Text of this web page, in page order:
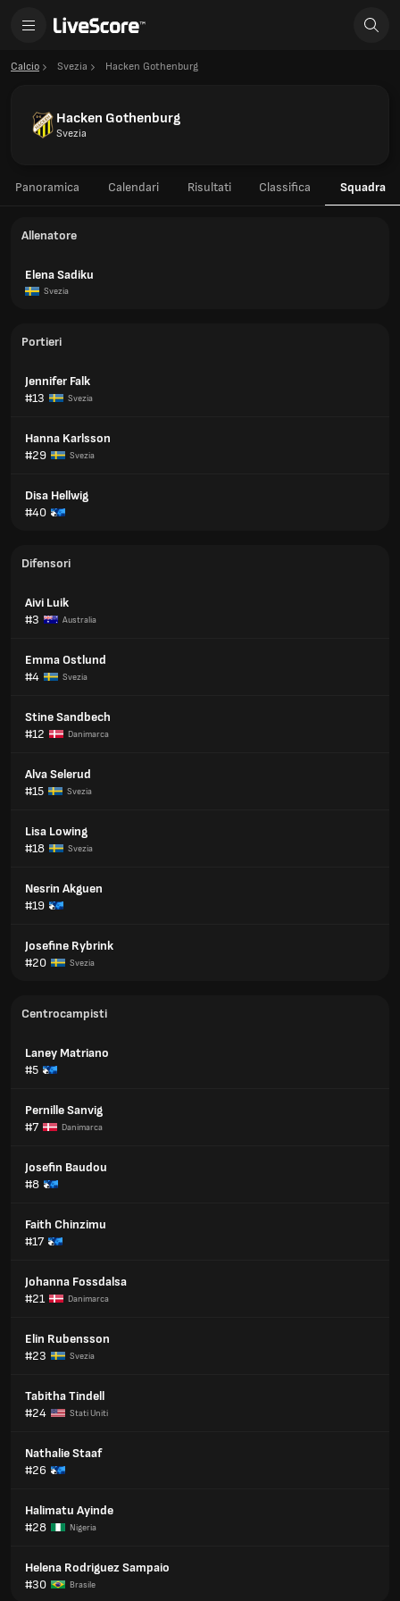
Calcio Svezia Hacken Gothenburg
Hacken Gothenburg
Svezia
Panoramica Calendari Risultati Classifica Squadra
Allenatore
Elena Sadiku
Svezia
Portieri
Jennifer Falk
#13
Svezia
Hanna Karlsson
#29
Svezia
Disa Hellwig
#40
Difensori
Aivi Luik
#3
Australia
Emma Ostlund
#4
Svezia
Stine Sandbech
#12
Danimarca
Alva Selerud
#15
Svezia
Lisa Lowing
#18
Svezia
Nesrin Akguen
#19
Josefine Rybrink
#20
Svezia
Centrocampisti
Laney Matriano
#5
Pernille Sanvig
#7
Danimarca
Josefin Baudou
#8
Faith Chinzimu
#17
Johanna Fossdalsa
#21
Danimarca
Elin Rubensson
#23
Svezia
Tabitha Tindell
#24
Stati Uniti
Nathalie Staaf
#26
Halimatu Ayinde
#28
Nigeria
Helena Rodriguez Sampaio
#30
Brasile